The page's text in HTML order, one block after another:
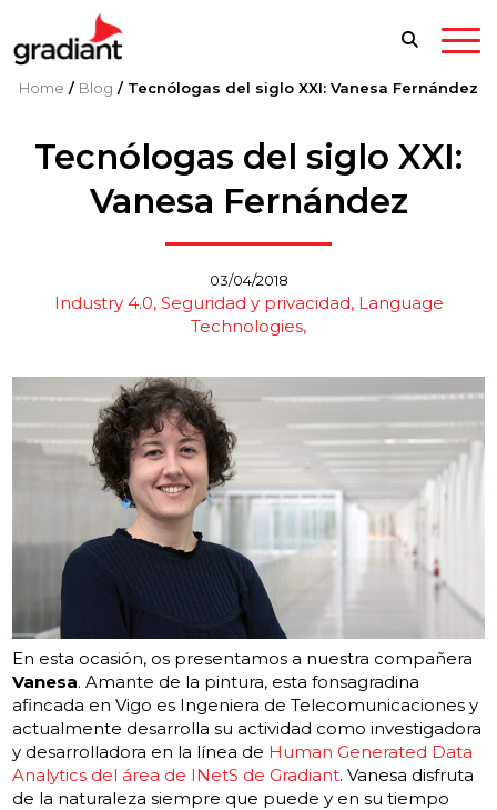
Home / Blog / Tecnólogas del siglo XXI: Vanesa Fernández
Tecnólogas del siglo XXI:
Vanesa Fernández
03/04/2018
Industry 4.0 Seguridad y privacidad Language
Technologies
En esta ocasión, os presentamos a nuestra compañera
Vanesa. Amante de la pintura, esta fonsagradina
afincada en Vigo es Ingeniera de Telecomunicaciones y
actualmente desarrolla su actividad como investigadora
y desarrolladora en la línea de Human Generated Data
Analytics del área de INetS de Gradiant. Vanesa disfruta
de la naturaleza siempre que puede y en su tiempo